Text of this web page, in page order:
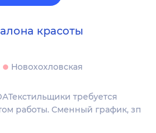
красоты
Новохохловская
требуется
работы. Сменный график, зп